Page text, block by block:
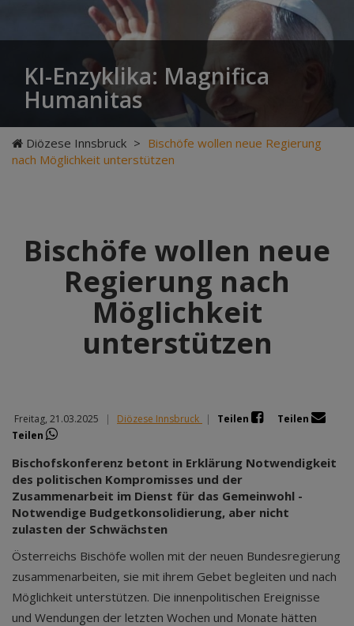
KI-Enzyklika: Magnifica
Humanitas
Diözese Innsbruck > Bischöfe wollen neue Regierung
nach Möglichkeit unterstützen
Bischöfe wollen neue
Regierung nach
Möglichkeit
unterstützen
Freitag, 21.03.2025 | Diözese Innsbruck | Teilen
Teilen
Teilen
Bischofskonferenz betont in Erklärung Notwendigkeit
des politischen Kompromisses und der
Zusammenarbeit im Dienst für das Gemeinwohl -
Notwendige Budgetkonsolidierung, aber nicht
zulasten der Schwächsten
Österreichs Bischöfe wollen mit der neuen Bundesregierung
zusammenarbeiten, sie mit ihrem Gebet begleiten und nach
Möglichkeit unterstützen. Die innenpolitischen Ereignisse
und Wendungen der letzten Wochen und Monate hätten